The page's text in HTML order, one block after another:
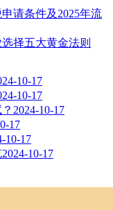
请条件及2025年流
择五大黄金法则
10-17
10-17
2024-10-17
17
10-17
2024-10-17